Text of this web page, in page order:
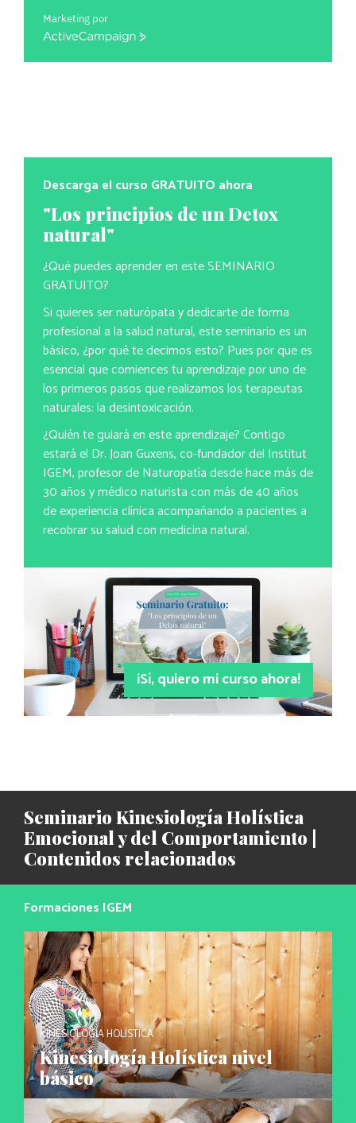
Marketing por
ActiveCampaign
Descarga el curso GRATUITO ahora
"Los principios de un Detox
natural"
¿Qué puedes aprender en este SEMINARIO
GRATUITO?
Si quieres ser naturópata y dedicarte de forma
profesional a la salud natural, este seminario es un
básico, ¿por qué te decimos esto? Pues por que es
esencial que comiences tu aprendizaje por uno de
los primeros pasos que realizamos los terapeutas
naturales: la desintoxicación.
¿Quién te guiará en este aprendizaje? Contigo
estará el Dr. Joan Guxens, co-fundador del Institut
IGEM, profesor de Naturopatía desde hace más de
30 años y médico naturista con más de 40 años
de experiencia clínica acompañando a pacientes a
recobrar su salud con medicina natural.
¡Sí, quiero mi curso ahora!
Seminario Kinesiología Holística
Emocional y del Comportamiento |
Contenidos relacionados
Formaciones IGEM
KINESIOLOGÍA HOLÍSTICA
Kinesiología Holística nivel
básico